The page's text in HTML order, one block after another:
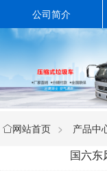
公司简介
网站首页 > 产品中
国六东